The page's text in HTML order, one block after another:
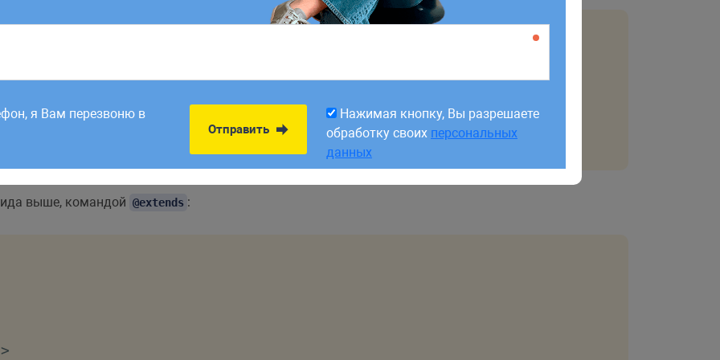
h1
>
выше, командой @extends :
>
Заявки,
Нажимая кнопку, Вы разрешаете
данных
я Вам перезвоню в
Отправить
Нажимая кнопку, Вы разрешаете
обработку своих персональных
данных